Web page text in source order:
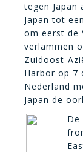
tegen Japan
Japan tot
om eerst de
verlammen
Zuidoost-
Harbor op 7
Nederland
Japan de
De